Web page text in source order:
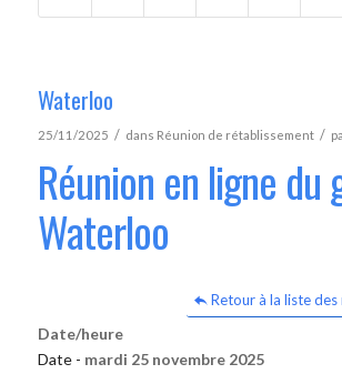
Waterloo
25/11/2025 / dans Réunion de rétablissement /
Réunion en ligne du
Waterloo
Retour à la liste des
Date/heure
Date - mardi 25 novembre 2025